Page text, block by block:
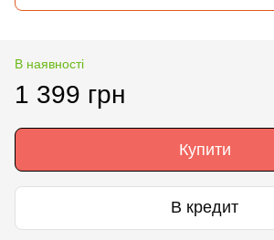
В наявності
1 399 грн
Купити
В кредит